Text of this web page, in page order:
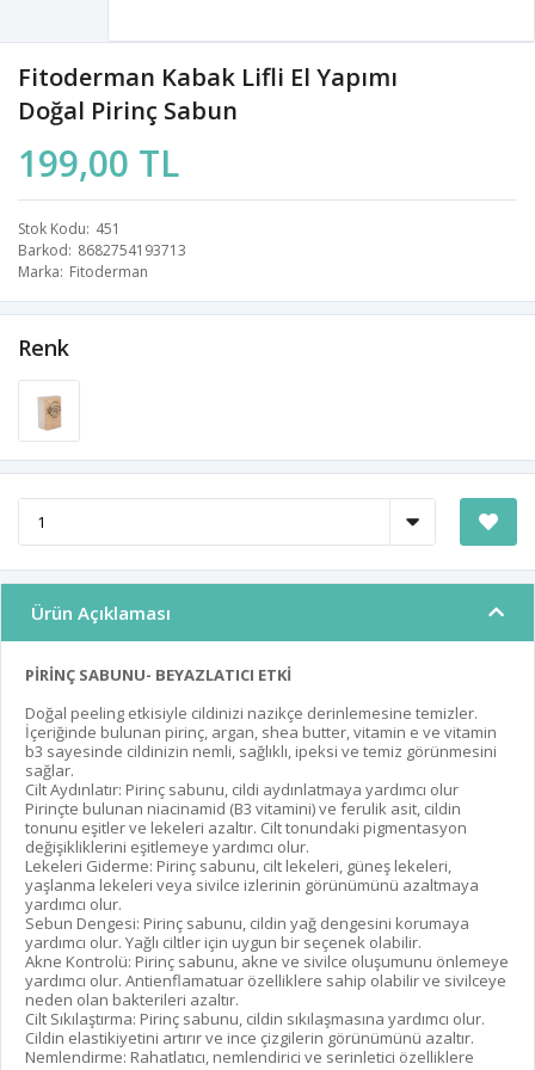
Fitoderman Kabak Lifli El Yapımı
Doğal Pirinç Sabun
199,00 TL
Stok Kodu 451
Barkod 8682754193713
Marka Fitoderman
Renk
Ürün Açıklaması
PİRİNÇ SABUNU- BEYAZLATICI ETKİ
Doğal peeling etkisiyle cildinizi nazikçe derinlemesine temizler.
İçeriğinde bulunan pirinç, argan, shea butter, vitamin e ve vitamin
b3 sayesinde cildinizin nemli, sağlıklı, ipeksi ve temiz görünmesini
sağlar.
Cilt Aydınlatır: Pirinç sabunu, cildi aydınlatmaya yardımcı olur
Pirinçte bulunan niacinamid (B3 vitamini) ve ferulik asit, cildin
tonunu eşitler ve lekeleri azaltır. Cilt tonundaki pigmentasyon
değişikliklerini eşitlemeye yardımcı olur.
Lekeleri Giderme: Pirinç sabunu, cilt lekeleri, güneş lekeleri,
yaşlanma lekeleri veya sivilce izlerinin görünümünü azaltmaya
yardımcı olur.
Sebun Dengesi: Pirinç sabunu, cildin yağ dengesini korumaya
yardımcı olur. Yağlı ciltler için uygun bir seçenek olabilir.
Akne Kontrolü: Pirinç sabunu, akne ve sivilce oluşumunu önlemeye
yardımcı olur. Antienflamatuar özelliklere sahip olabilir ve sivilceye
neden olan bakterileri azaltır.
Cilt Sıkılaştırma: Pirinç sabunu, cildin sıkılaşmasına yardımcı olur.
Cildin elastikiyetini artırır ve ince çizgilerin görünümünü azaltır.
Nemlendirme: Rahatlatıcı, nemlendirici ve serinletici özelliklere